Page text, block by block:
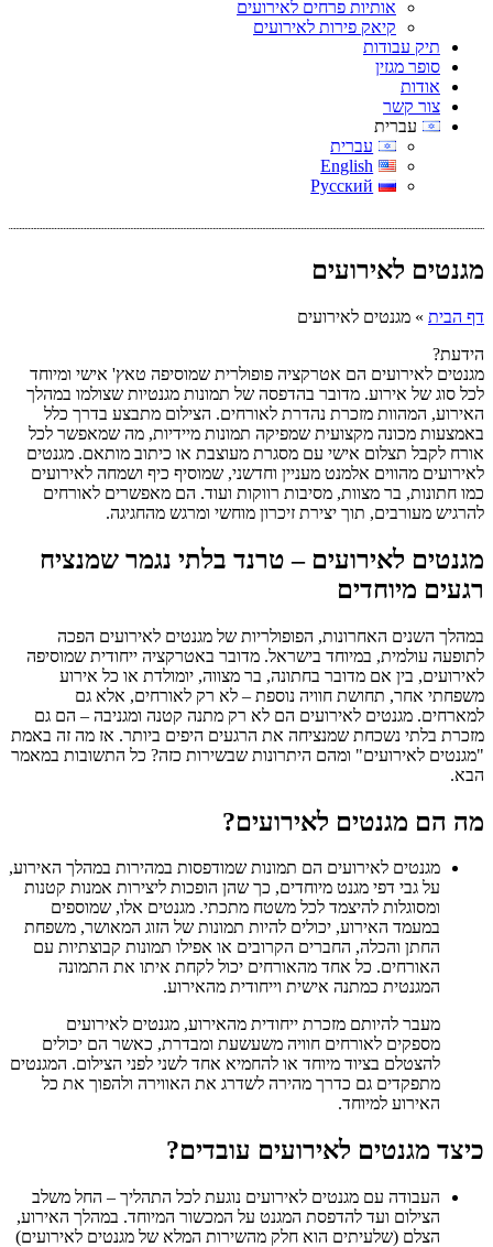
אותיות פרחים לאירועים
קיאק פירות לאירועים
תיק עבודות
סופר מגזין
אודות
צור קשר
עברית
עברית
English
Русский
מגנטים לאירועים
דף הבית » מגנטים לאירועים
הידעת?
מגנטים לאירועים הם אטרקציה פופולרית שמוסיפה טאץ' אישי ומיוחד
לכל סוג של אירוע. מדובר בהדפסה של תמונות מגנטיות שצולמו במהלך
האירוע, המהוות מזכרת נהדרת לאורחים. הצילום מתבצע בדרך כלל
באמצעות מכונה מקצועית שמפיקה תמונות מיידיות, מה שמאפשר לכל
אורח לקבל תצלום אישי עם מסגרת מעוצבת או כיתוב מותאם. מגנטים
לאירועים מהווים אלמנט מעניין וחדשני, שמוסיף כיף ושמחה לאירועים
כמו חתונות, בר מצוות, מסיבות רווקות ועוד. הם מאפשרים לאורחים
להרגיש מעורבים, תוך יצירת זיכרון מוחשי ומרגש מהחגיגה.
מגנטים לאירועים – טרנד בלתי נגמר שמנציח
רגעים מיוחדים
במהלך השנים האחרונות, הפופולריות של מגנטים לאירועים הפכה
לתופעה עולמית, במיוחד בישראל. מדובר באטרקציה ייחודית שמוסיפה
לאירועים, בין אם מדובר בחתונה, בר מצווה, יומולדת או כל אירוע
משפחתי אחר, תחושת חוויה נוספת – לא רק לאורחים, אלא גם
למארחים. מגנטים לאירועים הם לא רק מתנה קטנה ומגניבה – הם גם
מזכרת בלתי נשכחת שמנציחה את הרגעים היפים ביותר. אז מה זה באמת
"מגנטים לאירועים" ומהם היתרונות שבשירות כזה? כל התשובות במאמר
הבא.
מה הם מגנטים לאירועים?
מגנטים לאירועים הם תמונות שמודפסות במהירות במהלך האירוע,
על גבי דפי מגנט מיוחדים, כך שהן הופכות ליצירות אמנות קטנות
ומסוגלות להיצמד לכל משטח מתכתי. מגנטים אלו, שמוספים
במעמד האירוע, יכולים להיות תמונות של הזוג המאושר, משפחת
החתן והכלה, החברים הקרובים או אפילו תמונות קבוצתיות עם
האורחים. כל אחד מהאורחים יכול לקחת איתו את התמונה
המגנטית כמתנה אישית וייחודית מהאירוע.
מעבר להיותם מזכרת ייחודית מהאירוע, מגנטים לאירועים
מספקים לאורחים חוויה משעשעת ומבדרת, כאשר הם יכולים
להצטלם בציוד מיוחד או להחמיא אחד לשני לפני הצילום. המגנטים
מתפקדים גם כדרך מהירה לשדרג את האווירה ולהפוך את כל
האירוע למיוחד.
כיצד מגנטים לאירועים עובדים?
העבודה עם מגנטים לאירועים נוגעת לכל התהליך – החל משלב
הצילום ועד להדפסת המגנט על המכשור המיוחד. במהלך האירוע,
הצלם (שלעיתים הוא חלק מהשירות המלא של מגנטים לאירועים)